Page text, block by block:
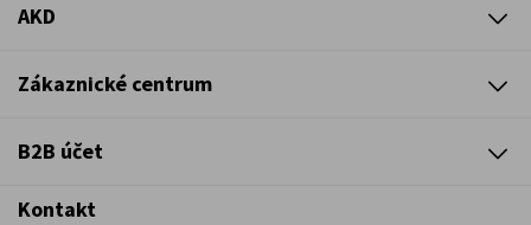
AKD
Zákaznické centrum
B2B účet
Kontakt